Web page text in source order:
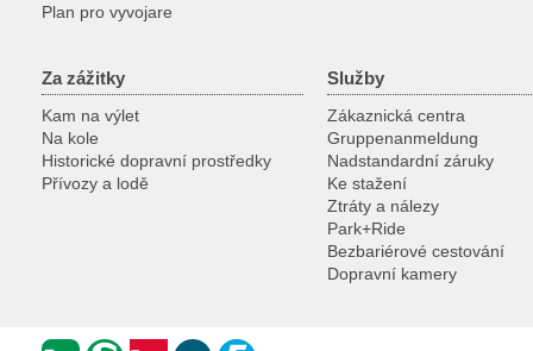
Plan pro vyvojare
Za zážitky
Kam na výlet
Na kole
Historické dopravní prostředky
Přívozy a lodě
Služby
Zákaznická centra
Gruppenanmeldung
Nadstandardní záruky
Ke stažení
Ztráty a nálezy
Park+Ride
Bezbariérové cestování
Dopravní kamery